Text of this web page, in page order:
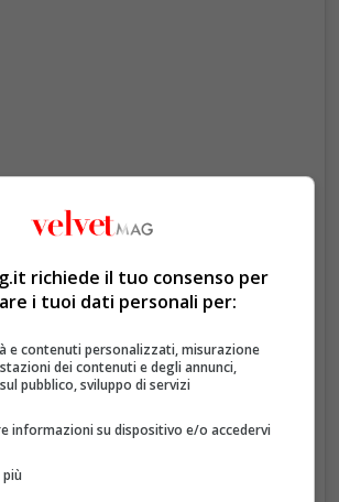
richiede il tuo consenso per
i tuoi dati personali per:
e contenuti personalizzati, misurazione
dei contenuti e degli annunci,
pubblico, sviluppo di servizi
informazioni su dispositivo e/o accedervi